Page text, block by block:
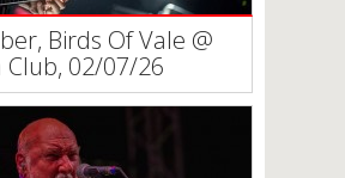
Birds Of Vale @
Club, 02/07/26